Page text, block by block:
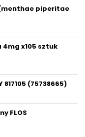
piperitae
x105 sztuk
817105 (75738665)
FLOS